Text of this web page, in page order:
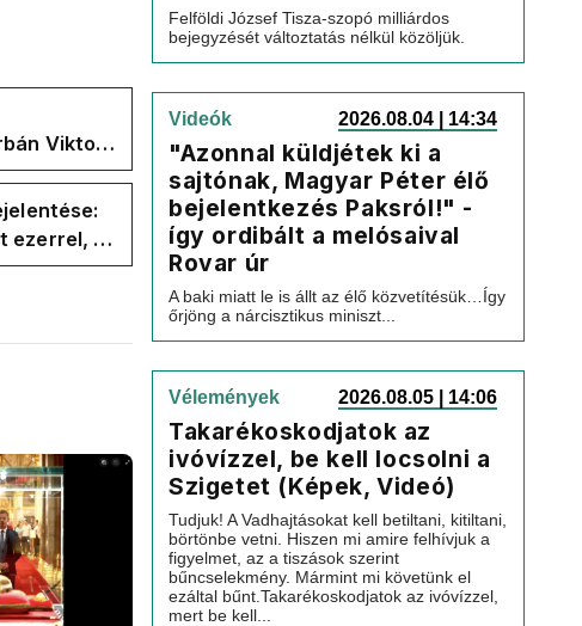
Viktor
a
ezerrel, a
vége az
Felföldi József Tisza-szopó milliárdos
bejegyzését változtatás nélkül közöljük.
Videók 2026.08.04 | 14:34
"Azonnal küldjétek ki a
sajtónak, Magyar Péter élő
bejelentkezés Paksról!" -
így ordibált a melósaival
Rovar úr
A baki miatt le is állt az élő közvetítésük…Így
őrjöng a nárcisztikus miniszt...
Vélemények 2026.08.05 | 14:06
Takarékoskodjatok az
ivóvízzel, be kell locsolni a
Szigetet (Képek, Videó)
Tudjuk! A Vadhajtásokat kell betiltani, kitiltani,
börtönbe vetni. Hiszen mi amire felhívjuk a
figyelmet, az a tiszások szerint
bűncselekmény. Mármint mi követünk el
ezáltal bűnt.Takarékoskodjatok az ivóvízzel,
mert be kell...